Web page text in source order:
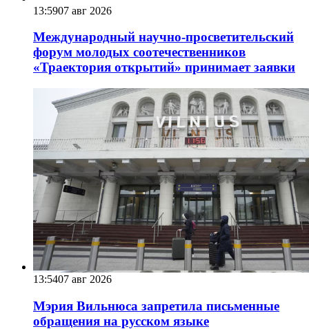
13:5907 авг 2026
Международный научно-просветительский
форум молодых соотечественников
«Траектория открытий» принимает заявки
13:5407 авг 2026
Мэрия Вильнюса запретила письменные
обращения на русском языке